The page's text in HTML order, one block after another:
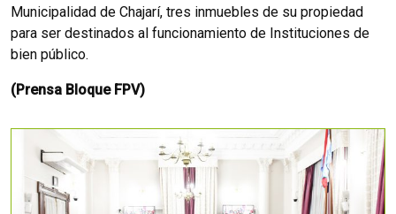
Municipalidad de Chajarí, tres inmuebles de su propiedad
para ser destinados al funcionamiento de Instituciones de
bien público.
(Prensa Bloque FPV)